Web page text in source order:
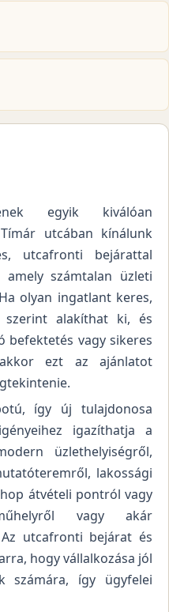
egyik kiválóan
utcában kínálunk
utcafronti bejárattal
amely számtalan üzleti
olyan ingatlant keres,
szerint alakíthat ki, és
befektetés vagy sikeres
ezt az ajánlatot
így új tulajdonosa
igazíthatja a
üzlethelyiségről,
lakossági
átvételi pontról vagy
vagy akár
utcafronti bejárat és
hogy vállalkozása jól
számára, így ügyfelei